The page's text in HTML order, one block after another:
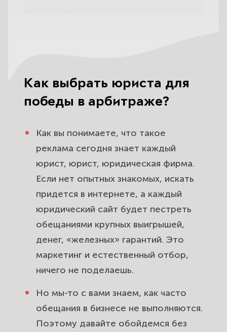
Как выбрать юриста для
победы в арбитраже?
Как вы понимаете, что такое
реклама сегодня знает каждый
юрист, юрист, юридическая фирма.
Если нет опытных знакомых, искать
придется в интернете, а каждый
юридический сайт будет пестреть
обещаниями крупных выигрышей,
денег, «железных» гарантий. Это
маркетинг и естественный отбор,
ничего не поделаешь.
Но мы-то с вами знаем, как часто
обещания в бизнесе не выполняются.
Поэтому давайте обойдемся без